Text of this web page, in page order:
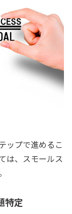
ップで進めるこ
は、スモールス
特定